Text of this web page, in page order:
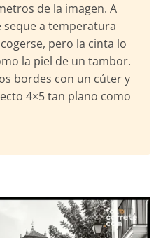
de la imagen. A
seque a temperatura
pero la cinta lo
la piel de un tambor.
bordes con un cúter y
4×5 tan plano como